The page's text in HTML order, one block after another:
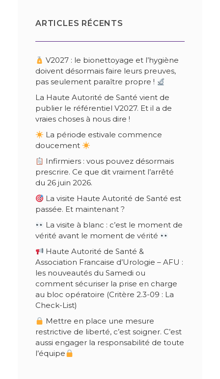
ARTICLES RÉCENTS
V2027 : le bionettoyage et l’hygiène
doivent désormais faire leurs preuves,
pas seulement paraître propre !
La Haute Autorité de Santé vient de
publier le référentiel V2027. Et il a de
vraies choses à nous dire !
La période estivale commence
doucement
Infirmiers : vous pouvez désormais
prescrire. Ce que dit vraiment l’arrêté
du 26 juin 2026.
La visite Haute Autorité de Santé est
passée. Et maintenant ?
La visite à blanc : c’est le moment de
vérité avant le moment de vérité
Haute Autorité de Santé &
Association Francaise d’Urologie – AFU :
les nouveautés du Samedi ou
comment sécuriser la prise en charge
au bloc opératoire (Critère 2.3-09 : La
Check-List)
Mettre en place une mesure
restrictive de liberté, c’est soigner. C’est
aussi engager la responsabilité de toute
l’équipe